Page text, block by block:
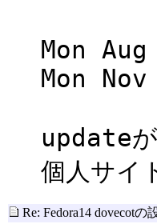
Mon
Mon
updateが
個人サイ
Re: Fedora14 dovecotの